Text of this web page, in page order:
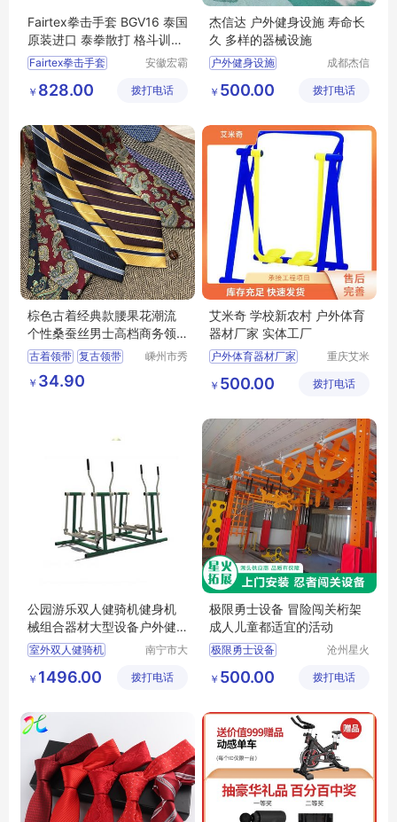
Fairtex拳击手套 BGV16 泰国
原装进口 泰拳散打 格斗训练
比赛拳套
Fairtex拳击手套
安徽宏霸
有限公司
￥ 828.00 拨打电话
杰信达 户外健身设施 寿命长
久 多样的器械设施
户外健身设施
户外健身器材品牌
健身路径户外
成都杰信
品有限公
￥ 500.00 拨打电话
棕色古着经典款腰果花潮流
个性桑蚕丝男士高档商务领
带
古着领带 复古领带
领带定制 男士领带
高端领带
嵊州市秀
￥ 34.90
艾米奇 学校新农村 户外体育
器材厂家 实体工厂
户外体育器材厂家
室外健身器材
健身器材户外
重庆艾米
备有限公
￥ 500.00 拨打电话
公园游乐双人健骑机健身机
械组合器材大型设备户外健
身路径
室外双人健骑机
南宁大型健身器材
南宁市大
设备有限
￥ 1496.00 拨打电话
极限勇士设备 冒险闯关桁架
成人儿童都适宜的活动
极限勇士设备
忍者勇士设备
沧州星火
有限公司
￥ 500.00 拨打电话